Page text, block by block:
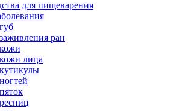
для пищеварения
ран
лица